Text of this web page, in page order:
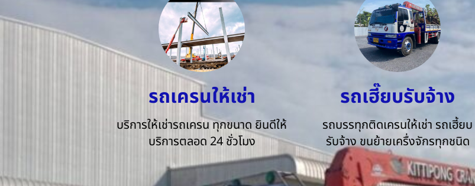
รถเครนให้เช่า
บริการให้เช่ารถเครน ทุกขนาด ยินดีให้
บริการตลอด 24 ชั่วโมง
รถเฮี๊ยบรับจ้าง
รถบรรทุกติดเครนให้เช่า รถเฮี้ยบ
รับจ้าง ขนย้ายเครื่งจักรทุกชนิด